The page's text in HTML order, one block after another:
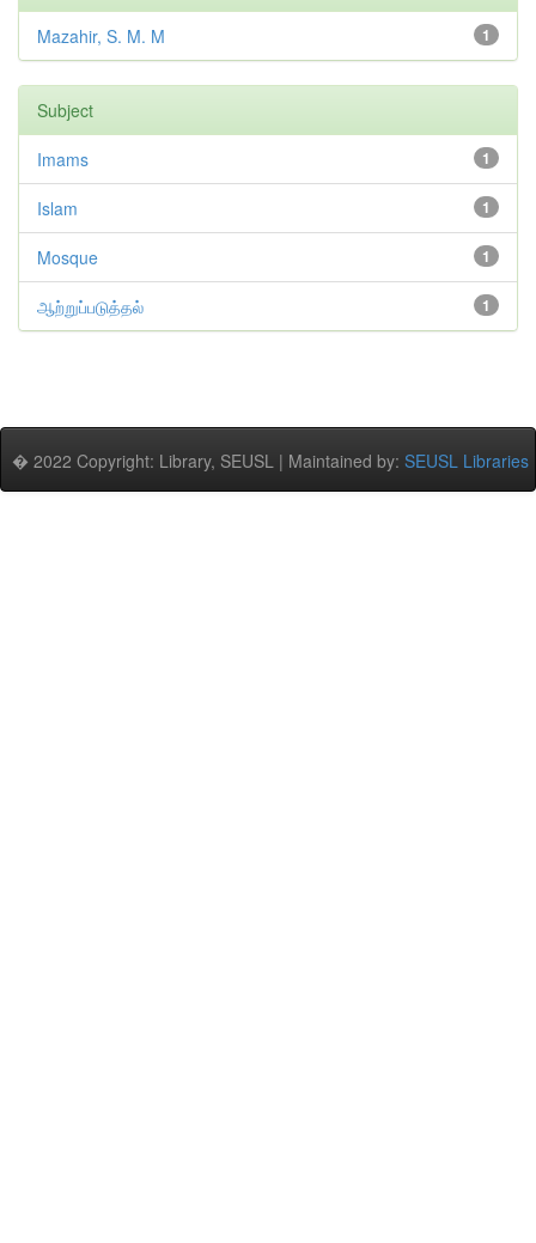
1
Mazahir, S. M. M
Subject
1
Imams
1
Islam
1
Mosque
1
ஆற்றுப்படுத்தல்
� 2022 Copyright: Library, SEUSL | Maintained by: SEUSL Libraries